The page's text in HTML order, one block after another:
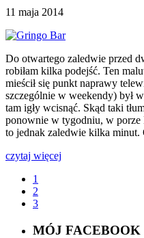
11 maja 2014
Do otwartego zaledwie przed
robiłam kilka podejść. Ten
mieścił się punkt naprawy
szczególnie w weekendy) był
tam igły wcisnąć. Skąd taki
ponownie w tygodniu, w
to jednak zaledwie kilka minut.
czytaj więcej
1
2
3
MÓJ FACEBOOK